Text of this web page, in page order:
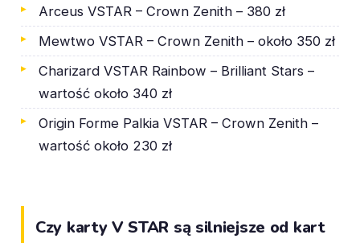
Arceus VSTAR – Crown Zenith – 380 zł
Mewtwo VSTAR – Crown Zenith – około 350 zł
Charizard VSTAR Rainbow – Brilliant Stars –
wartość około 340 zł
Origin Forme Palkia VSTAR – Crown Zenith –
wartość około 230 zł
Czy karty V STAR są silniejsze od kart